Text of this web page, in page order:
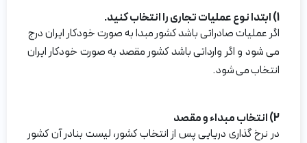
1) ابتدا نوع عملیات تجاری را انتخاب کنید.
اگر عملیات صادراتی باشد کشور مبدا به صورت خودکار ایران درج
می شود و اگر وارداتی باشد کشور مقصد به صورت خودکار ایران
انتخاب می شود.
2) انتخاب مبداء و مقصد
در نرخ گذاری دریایی پس از انتخاب کشور، لیست بنادر آن کشور